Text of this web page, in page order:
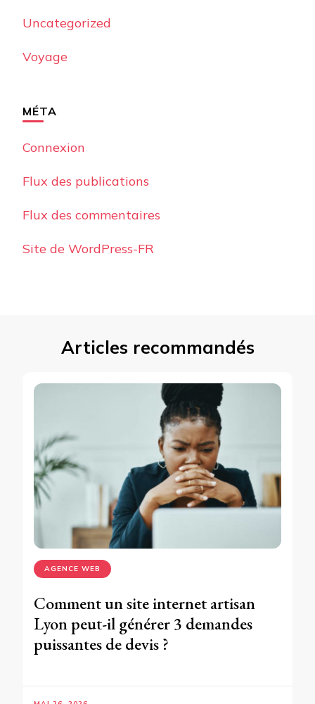
Uncategorized
Voyage
MÉTA
Connexion
Flux des publications
Flux des commentaires
Site de WordPress-FR
Articles recommandés
AGENCE WEB
Comment un site internet artisan
Lyon peut-il générer 3 demandes
puissantes de devis ?